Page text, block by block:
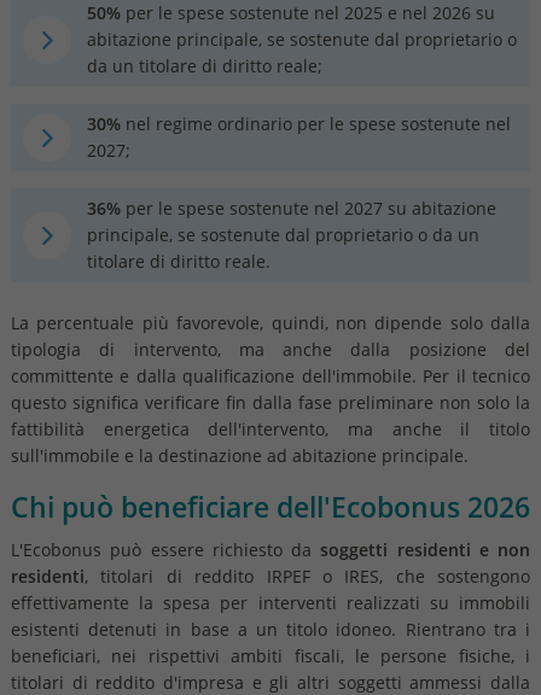
50% per le spese sostenute nel 2025 e nel 2026 su
abitazione principale, se sostenute dal proprietario o
da un titolare di diritto reale;
30% nel regime ordinario per le spese sostenute nel
2027;
36% per le spese sostenute nel 2027 su abitazione
principale, se sostenute dal proprietario o da un
titolare di diritto reale.
La percentuale più favorevole, quindi, non dipende solo dalla
tipologia di intervento, ma anche dalla posizione del
committente e dalla qualificazione dell'immobile. Per il tecnico
questo significa verificare fin dalla fase preliminare non solo la
fattibilità energetica dell'intervento, ma anche il titolo
sull'immobile e la destinazione ad abitazione principale.
Chi può beneficiare dell'Ecobonus 2026
L'Ecobonus può essere richiesto da soggetti residenti e non
residenti, titolari di reddito IRPEF o IRES, che sostengono
effettivamente la spesa per interventi realizzati su immobili
esistenti detenuti in base a un titolo idoneo. Rientrano tra i
beneficiari, nei rispettivi ambiti fiscali, le persone fisiche, i
titolari di reddito d'impresa e gli altri soggetti ammessi dalla